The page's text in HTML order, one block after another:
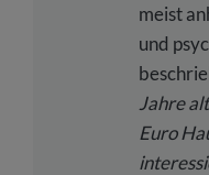
meist
und
Jahre
Euro